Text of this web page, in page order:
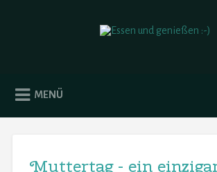
MENÜ
Muttertag - ein